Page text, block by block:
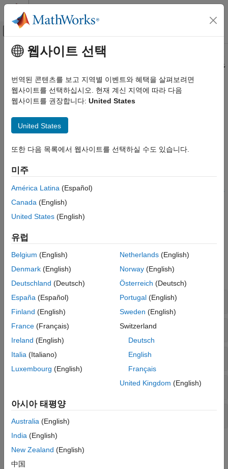
콘텐츠로 바로 가기
오프캔버스 탐색 메뉴 토글
문서 홈
Symbolic Math Toolbox
MATLAB의 기호 계산
카테고리
기호 변수, 기호 표현식, 기호 함수 및 설정
연산자와 기초 연산
측정 단위
주요 콘텐츠
기호 변수, 기호 표현식, 기호 함수 및
설정
기호 변수, 기호 표현식, 기호 함수 생성 및 설정 변경
사용됩니다. 이 데이터형에는 기호 숫자, 기호 변수, 기호 표현식
표현식 및 기호 함수로 구성된 벡터, 행렬 및 다차원 배열도
이러한 계산을 수치적이 아니라 해석적으로 수행해야 함을
뜻합니다. 기호 계산은 정확하며 반올림 오차가 발생하지
않습니다. 기호 객체에 대한 자세한 내용은
Use Symbolic Objects
to Represent Mathematical Objects
기호 숫자, 기호 변수 및 기호 표현식 만들기
항목을 참조하십시오.
함수
모두 확장
기호 변수, 기호 표현식 및 기호 함수 만들기
기호 변수와 항 찾기
기호 유형 확인하기
무한대 값과 NaN이 있는지 확인하기
설정 변경
도움말 항목
기호 숫자, 기호 변수 및 기호 표현식 만들기
웹사이트 선택
번역된 콘텐츠를 보고 지역별 이벤트와 혜택을 살펴보려면
웹사이트를 선택하십시오. 현재 계신 지역에 따라 다음
웹사이트를 권장합니다: United States
United States
또한 다음 목록에서 웹사이트를 선택하실 수도 있습니다.
미주
América Latina (Español)
Canada (English)
United States (English)
유럽
Belgium (English)
Denmark (English)
Deutschland (Deutsch)
España (Español)
Finland (English)
France (Français)
Ireland (English)
Italia (Italiano)
Luxembourg (English)
Netherlands(English)
Norway(English)
Österreich (Deutsch)
Portugal(English)
Sweden (English)
Switzerland
Deutsch
English
Français
United Kingdom (English)
아시아 태평양
Australia (English)
India (English)
New Zealand (English)
中国